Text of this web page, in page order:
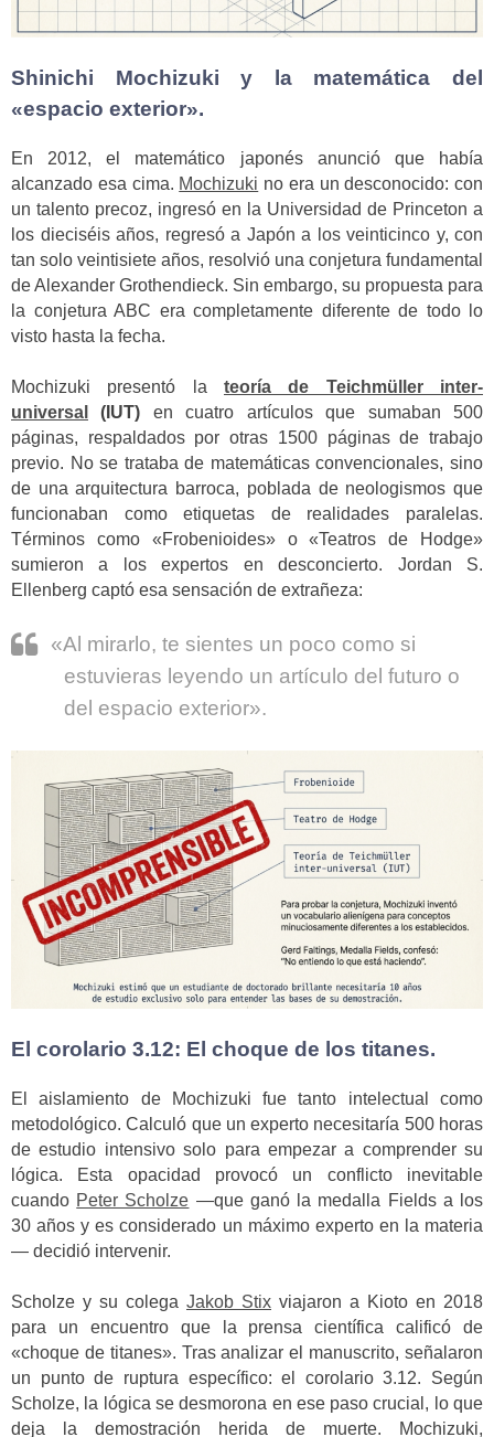
Shinichi Mochizuki y la matemática del
«espacio exterior».
En 2012, el matemático japonés anunció que había
alcanzado esa cima. Mochizuki no era un desconocido: con
un talento precoz, ingresó en la Universidad de Princeton a
los dieciséis años, regresó a Japón a los veinticinco y, con
tan solo veintisiete años, resolvió una conjetura fundamental
de Alexander Grothendieck. Sin embargo, su propuesta para
la conjetura ABC era completamente diferente de todo lo
visto hasta la fecha.
Mochizuki presentó la teoría de Teichmüller inter-
universal
(IUT) en cuatro artículos que sumaban 500
páginas, respaldados por otras 1500 páginas de trabajo
previo. No se trataba de matemáticas convencionales, sino
de una arquitectura barroca, poblada de neologismos que
funcionaban como etiquetas de realidades paralelas.
Términos como «Frobenioides» o «Teatros de Hodge»
sumieron a los expertos en desconcierto. Jordan S.
Ellenberg captó esa sensación de extrañeza:
«Al mirarlo, te sientes un poco como si
estuvieras leyendo un artículo del futuro o
del espacio exterior».
El corolario 3.12: El choque de los titanes.
El aislamiento de Mochizuki fue tanto intelectual como
metodológico. Calculó que un experto necesitaría 500 horas
de estudio intensivo solo para empezar a comprender su
lógica. Esta opacidad provocó un conflicto inevitable
cuando Peter Scholze —que ganó la medalla Fields a los
30 años y es considerado un máximo experto en la materia
— decidió intervenir.
Scholze y su colega Jakob Stix viajaron a Kioto en 2018
para un encuentro que la prensa científica calificó de
«choque de titanes». Tras analizar el manuscrito, señalaron
un punto de ruptura específico: el corolario 3.12. Según
Scholze, la lógica se desmorona en ese paso crucial, lo que
deja la demostración herida de muerte. Mochizuki,